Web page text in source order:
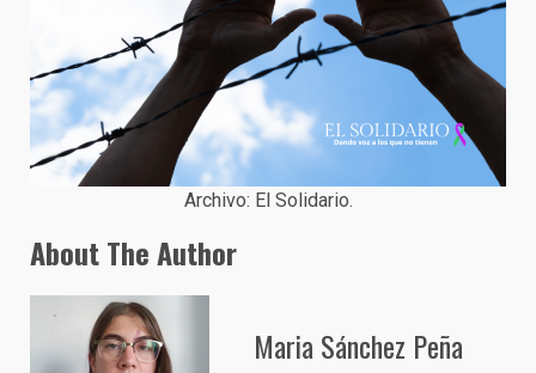
Archivo: El Solidario.
About The Author
Maria Sánchez Peña